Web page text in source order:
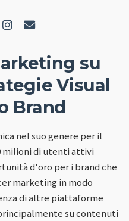
su
Visual
Brand
nel suo genere per il
milioni di utenti attivi
d'oro per i brand che
marketing in modo
di altre piattaforme
su contenuti